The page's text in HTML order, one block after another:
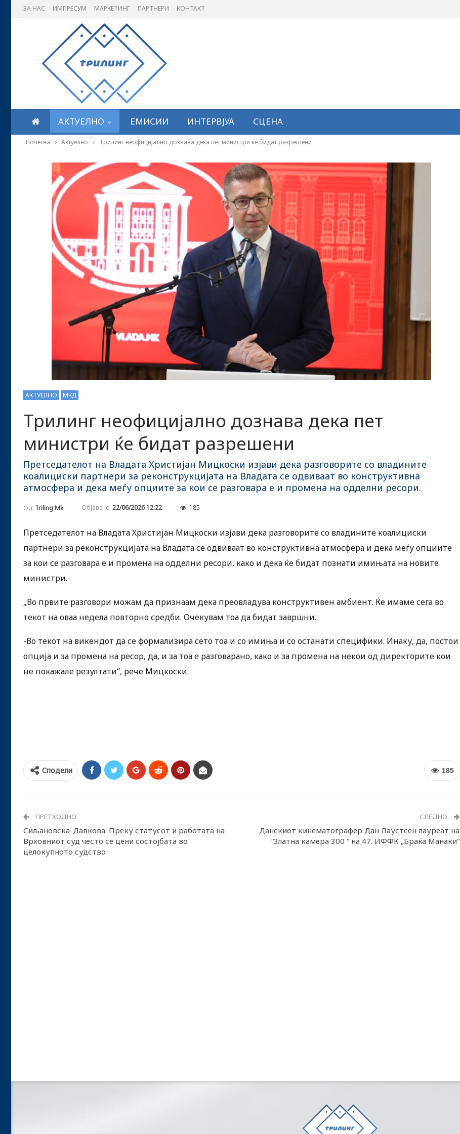
ЗА НАС ИМПРЕСУМ МАРКЕТИНГ ПАРТНЕРИ КОНТАКТ
АКТУЕЛНО ЕМИСИИ ИНТЕРВЈУА СЦЕНА
Почетна Актуелно Трилинг неофицијално дознава дека пет министри ќе бидат разрешени
АКТУЕЛНО МКД
Трилинг неофицијално дознава дека пет
министри ќе бидат разрешени
Претседателот на Владата Христијан Мицкоски изјави дека разговорите со владините
коалициски партнери за реконструкцијата на Владата се одвиваат во конструктивна
атмосфера и дека меѓу опциите за кои се разговара е и промена на одделни ресори.
Од Triling Mk Објавено 22/06/2026 12:22 185
Претседателот на Владата Христијан Мицкоски изјави дека разговорите со владините коалициски
партнери за реконструкцијата на Владата се одвиваат во конструктивна атмосфера и дека меѓу опциите
за кои се разговара е и промена на одделни ресори, како и дека ќе бидат познати имињата на новите
министри.
„Во првите разговори можам да признаам дека преовладува конструктивен амбиент. Ќе имаме сега во
текот на оваа недела повторно средби. Очекувам тоа да бидат завршни.
-Во текот на викендот да се формализира сето тоа и со имиња и со останати специфики. Инаку, да, постои
опција и за промена на ресор, да, и за тоа е разговарано, како и за промена на некои од директорите кои
не покажале резултати“, рече Мицкоски.
185
Сподели
ПРЕТХОДНО
Сиљановска-Давкова: Преку статусот и работата на
Врховниот суд често се цени состојбата во
целокупното судство
СЛЕДНО
Данскиот кинематографер Дан Лаустсен лауреат на
“Златна камера 300 “ на 47. ИФФК „Браќа Манаки“